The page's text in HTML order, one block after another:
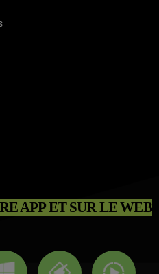
APP ET SUR LE WEB